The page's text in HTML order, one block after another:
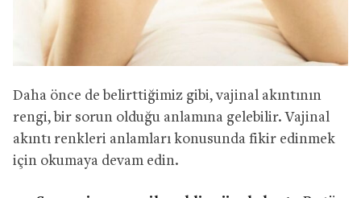
Daha önce de belirttiğimiz gibi, vajinal akıntının
rengi, bir sorun olduğu anlamına gelebilir. Vajinal
akıntı renkleri anlamları konusunda fikir edinmek
için okumaya devam edin.